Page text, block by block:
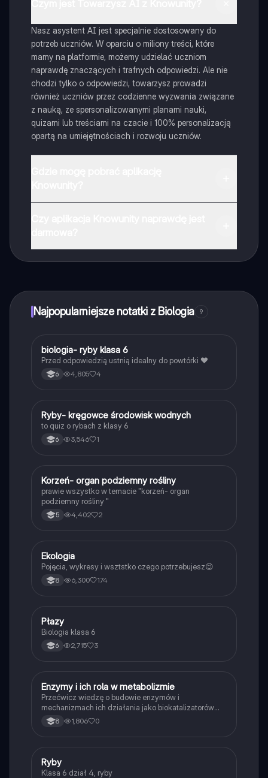
Nasz asystent AI jest specjalnie dostosowany do
potrzeb uczniów. W oparciu o miliony treści, które
mamy na platformie, możemy udzielać uczniom
naprawdę znaczących i trafnych odpowiedzi. Ale nie
chodzi tylko o odpowiedzi, towarzysz prowadzi
również uczniów przez codzienne wyzwania związane
z nauką, ze spersonalizowanymi planami nauki,
quizami lub treściami na czacie i 100% personalizacją
opartą na umiejętnościach i rozwoju uczniów.
które również możesz otrzymać za darmo. Dodatkowo
Najpopularniejsze notatki z Biologia 9
BBiologia
biologia- ryby klasa 6
Przed odpowiedzią ustnią idealny do powtórki ❤️
6 4,805 4
RBiologia
Ryby- kręgowce środowisk wodnych
to quiz o rybach z klasy 6
6 3,546 1
KBiologia
Korzeń- organ podziemny rośliny
prawie wszystko w temacie "korzeń- organ
podziemny rośliny "
5 4,402 2
Biologia
Ekologia
Pojęcia, wykresy i wsztstko czego potrzebujesz😉
8 6,300 174
PBiologia
Płazy
Biologia klasa 6
6 2,715 3
EBiologia
Enzymy i ich rola w metabolizmie
Przećwicz wiedzę o budowie enzymów i
mechanizmach ich działania jako biokatalizatorów
przyspieszających reakcje.
8 1,806 0
RBiologia
Ryby
Klasa 6 dział 4, ryby